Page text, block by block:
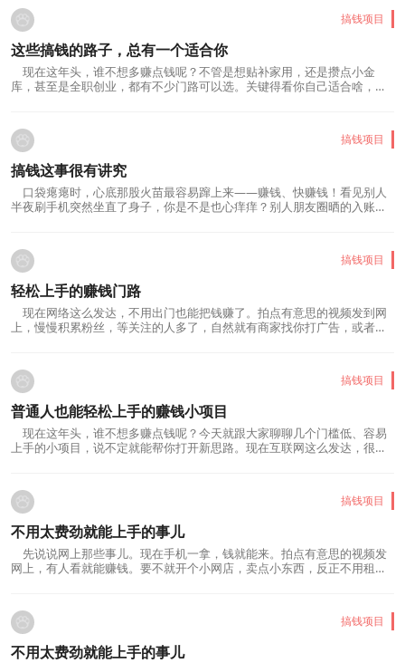
所有钱都砸进一个项目里，风险更大。搞点副业...
搞钱项目
这些搞钱的路子，总有一个适合你
现在这年头，谁不想多赚点钱呢？不管是想贴补家用，还是攒点小金
库，甚至是全职创业，都有不少门路可以选。关键得看你自己适合啥，手
么多，操作也不难。或者试试写文章、拍视频，有人爱...
搞钱项目
搞钱这事很有讲究
口袋瘪瘪时，心底那股火苗最容易蹿上来——赚钱、快赚钱！看见别人
半夜刷手机突然坐直了身子，你是不是也心痒痒？别人朋友圈晒的入账截
往越是这种火苗乱窜的当口，脚下越容易踩空。你刚...
搞钱项目
轻松上手的赚钱门路
现在网络这么发达，不用出门也能把钱赚了。拍点有意思的视频发到网
上，慢慢积累粉丝，等关注的人多了，自然就有商家找你打广告，或者自
软件啥的，虽然单次钱不多，但积少成多嘛。要是会...
搞钱项目
普通人也能轻松上手的赚钱小项目
现在这年头，谁不想多赚点钱呢？今天就跟大家聊聊几个门槛低、容易
上手的小项目，说不定就能帮你打开新思路。现在互联网这么发达，很多
爱刷手机，不如试试自己当个创作者，反正闲着也是...
搞钱项目
不用太费劲就能上手的事儿
先说说网上那些事儿。现在手机一拿，钱就能来。拍点有意思的视频发
网上，有人看就能赚钱。要不就开个小网店，卖点小东西，反正不用租店
餐，别看不起眼，早上那会儿人流量大着呢。或者弄...
搞钱项目
不用太费劲就能上手的事儿